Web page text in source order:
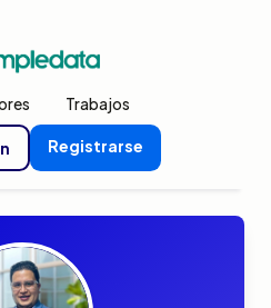
Trabajos
Registrarse